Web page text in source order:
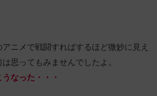
ニメで戦闘すればするほど微妙に見え
思ってもみませんでしたよ。
なった・・・